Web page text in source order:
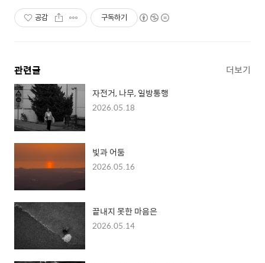
공감 구독하기
관련글 더보기
자전거, 나무, 일방통행
2026.05.18
빛과 어둠
2026.05.16
끝내지 못한 마음은
2026.05.14